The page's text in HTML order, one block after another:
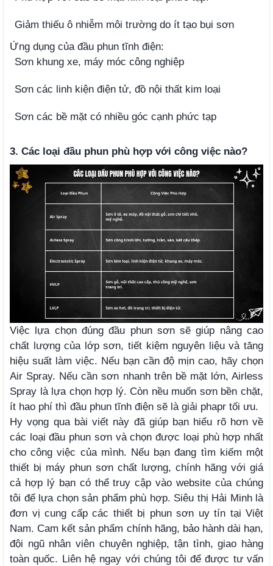
Giảm thiếu ô nhiễm môi trường do ít tạo bụi sơn
Ứng dụng của đầu phun tĩnh điện:
Sơn khung xe, máy móc công nghiệp
Sơn các linh kiện điện tử, đồ nội thất kim loại
Sơn các bề mặt có nhiều góc cạnh phức tạp
3. Các loại đầu phun phù hợp với công việc nào?
Việc lựa chọn đúng đầu phun sơn sẽ giúp nâng cao
chất lượng của lớp sơn, tiết kiệm nguyên liệu và tăng
hiệu suất làm việc. Nếu bạn cần độ mịn cao, hãy chọn
Air Spray. Nếu cần sơn nhanh trên bề mặt lớn, Airless
Spray là lựa chọn hợp lý. Còn nều muốn sơn bền chặt,
ít hao phí thì đầu phun tĩnh điện sẽ là giải phapr tối ưu.
Hy vọng qua bài viết này đã giúp bạn hiểu rõ hơn về
các loại đầu phun sơn và chọn được loại phù hợp nhất
cho công việc của mình. Nếu bạn đang tìm kiếm một
thiết bị máy phun sơn chất lượng, chính hãng với giá
cả hợp lý bạn có thể truy cập vào website của chúng
tôi để lựa chọn sản phẩm phù hợp. Siêu thị Hải Minh là
đơn vị cung cấp các thiết bị phun sơn uy tín tại Việt
Nam. Cam kết sản phẩm chính hãng, bảo hành dài hạn,
đội ngũ nhân viên chuyên nghiệp, tận tình, giao hàng
toàn quốc. Liên hệ ngay với chúng tôi để được tư vấn